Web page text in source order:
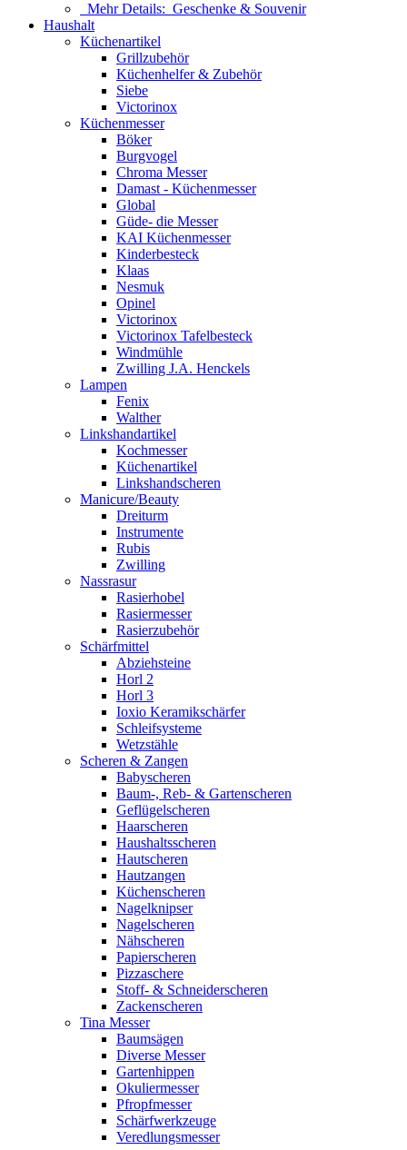
Mehr Details: Geschenke & Souvenir
Haushalt
Küchenartikel
Grillzubehör
Küchenhelfer & Zubehör
Siebe
Victorinox
Küchenmesser
Böker
Burgvogel
Chroma Messer
Damast - Küchenmesser
Global
Güde- die Messer
KAI Küchenmesser
Kinderbesteck
Klaas
Nesmuk
Opinel
Victorinox
Victorinox Tafelbesteck
Windmühle
Zwilling J.A. Henckels
Lampen
Fenix
Walther
Linkshandartikel
Kochmesser
Küchenartikel
Linkshandscheren
Manicure/Beauty
Dreiturm
Instrumente
Rubis
Zwilling
Nassrasur
Rasierhobel
Rasiermesser
Rasierzubehör
Schärfmittel
Abziehsteine
Horl 2
Horl 3
Ioxio Keramikschärfer
Schleifsysteme
Wetzstähle
Scheren & Zangen
Babyscheren
Baum-, Reb- & Gartenscheren
Geflügelscheren
Haarscheren
Haushaltsscheren
Hautscheren
Hautzangen
Küchenscheren
Nagelknipser
Nagelscheren
Nähscheren
Papierscheren
Pizzaschere
Stoff- & Schneiderscheren
Zackenscheren
Tina Messer
Baumsägen
Diverse Messer
Gartenhippen
Okuliermesser
Pfropfmesser
Schärfwerkzeuge
Veredlungsmesser